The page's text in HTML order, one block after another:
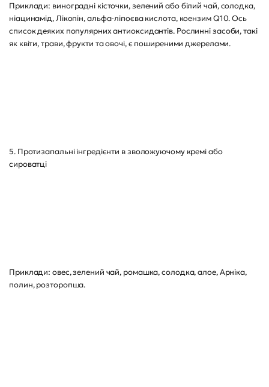
Приклади: виноградні кісточки, зелений або білий чай, солодка,
ніацинамід, Лікопін, альфа-ліпоєва кислота, коензим Q10. Ось
список деяких популярних антиоксидантів. Рослинні засоби, такі
як квіти, трави, фрукти та овочі, є поширеними джерелами.
5. Протизапальні інгредієнти в зволожуючому кремі або
сироватці
Приклади: овес, зелений чай, ромашка, солодка, алое, Арніка,
полин, розторопша.